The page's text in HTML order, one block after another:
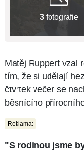
3 fotografie
Matěj Ruppert vzal
tím, že si udělají
čtvrtek večer se
běsnícího
Reklama:
"S rodinou jsme